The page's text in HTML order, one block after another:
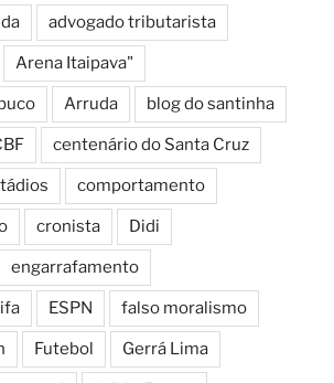
advogado tributarista
Arena Itaipava"
Arruda blog do santinha
centenário do Santa Cruz
comportamento
cronista Didi
engarrafamento
ESPN falso moralismo
Futebol Gerrá Lima